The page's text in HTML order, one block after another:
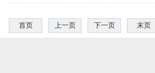
首页 上一页 下一页 末页